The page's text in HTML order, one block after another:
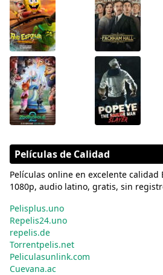
Películas de Calidad
Películas online en excelente calidad
1080p, audio latino, gratis, sin
Pelisplus.uno
Repelis24.uno
repelis.de
Torrentpelis.net
Peliculasunlink.com
Cuevana.ac